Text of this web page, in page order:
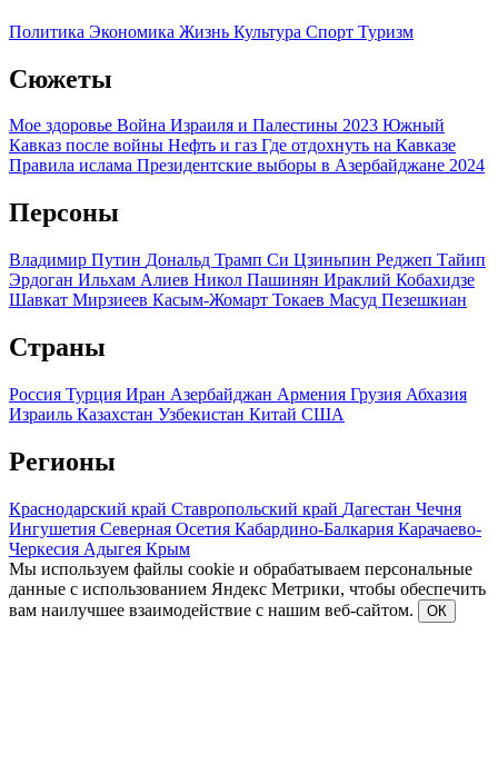
Политика Экономика Жизнь Культура Спорт Туризм
Сюжеты
Мое здоровье Война Израиля и Палестины 2023 Южный
Кавказ после войны Нефть и газ Где отдохнуть на Кавказе
Правила ислама Президентские выборы в Азербайджане 2024
Персоны
Владимир Путин Дональд Трамп Си Цзиньпин Реджеп Тайип
Эрдоган Ильхам Алиев Никол Пашинян Ираклий Кобахидзе
Шавкат Мирзиеев Касым-Жомарт Токаев Масуд Пезешкиан
Страны
Россия Турция Иран Азербайджан Армения Грузия Абхазия
Израиль Казахстан Узбекистан Китай США
Регионы
Краснодарский край Ставропольский край Дагестан Чечня
Ингушетия Северная Осетия Кабардино-Балкария Карачаево-
Черкесия Адыгея Крым
Мы используем файлы cookie и обрабатываем персональные
данные с использованием Яндекс Метрики, чтобы обеспечить
вам наилучшее взаимодействие с нашим веб-сайтом.
ОК